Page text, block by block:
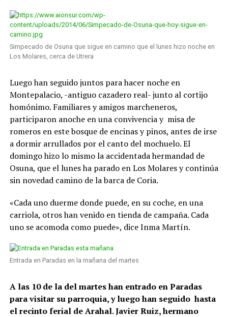
Simpecado de Osuna que sigue en camino que el lunes hizo noche en
Los Molares, cerca de Utrera
Luego han seguido juntos para hacer noche en
Montepalacio, -antiguo cazadero real- junto al cortijo
homónimo. Familiares y amigos marcheneros,
participaron anoche en una convivencia y misa de
romeros en este bosque de encinas y pinos, antes de irse
a dormir arrullados por el canto del mochuelo. El
domingo hizo lo mismo la accidentada hermandad de
Osuna, que el lunes ha parado en Los Molares y continúa
sin novedad camino de la barca de Coria.
«Cada uno duerme donde puede, en su coche, en una
carriola, otros han venido en tienda de campaña. Cada
uno se acomoda como puede», dice Inma Martín.
Entrada en Paradas en la mañana del martes
A las 10 de la del martes han entrado en Paradas
para visitar su parroquia, y luego han seguido hasta
el recinto ferial de Arahal. Javier Ruiz, hermano